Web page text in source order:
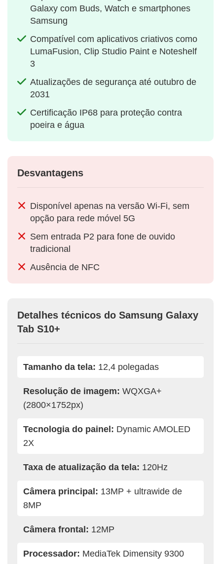
Galaxy com Buds, Watch e smartphones
Samsung
Compatível com aplicativos criativos como
LumaFusion, Clip Studio Paint e Noteshelf
3
Atualizações de segurança até outubro de
2031
Certificação IP68 para proteção contra
poeira e água
Desvantagens
Disponível apenas na versão Wi-Fi, sem
opção para rede móvel 5G
Sem entrada P2 para fone de ouvido
tradicional
Ausência de NFC
Detalhes técnicos do Samsung Galaxy
Tab S10+
Tamanho da tela: 12,4 polegadas
Resolução de imagem: WQXGA+
(2800×1752px)
Tecnologia do painel: Dynamic AMOLED
2X
Taxa de atualização da tela: 120Hz
Câmera principal: 13MP + ultrawide de
8MP
Câmera frontal: 12MP
Processador: MediaTek Dimensity 9300